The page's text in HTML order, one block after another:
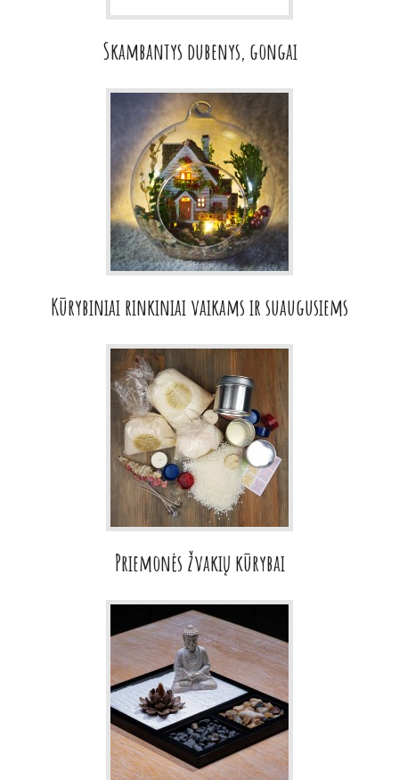
Skambantys dubenys, gongai
Kūrybiniai rinkiniai vaikams ir suaugusiems
Priemonės žvakių kūrybai